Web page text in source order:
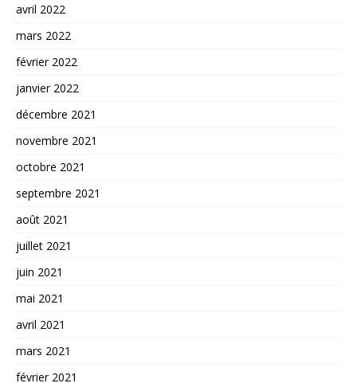
avril 2022
mars 2022
février 2022
janvier 2022
décembre 2021
novembre 2021
octobre 2021
septembre 2021
août 2021
juillet 2021
juin 2021
mai 2021
avril 2021
mars 2021
février 2021